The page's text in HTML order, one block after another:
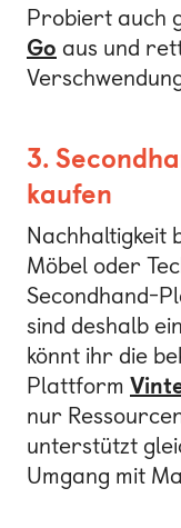
Probiert auch
Go aus und
3.
kaufen
Nachhaltigkeit
Möbel oder
Secondhand-
sind deshalb
könnt ihr die
Plattform
nur
unterstützt
Umgang mit